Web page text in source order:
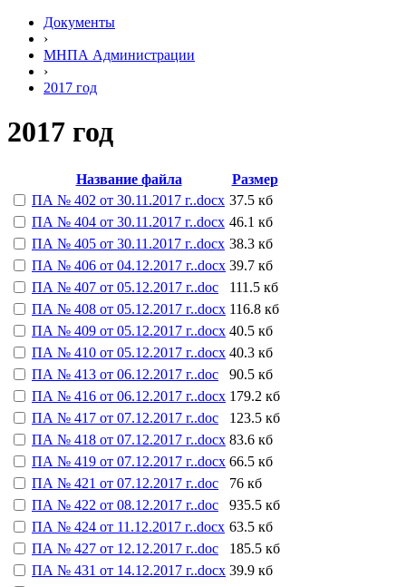
Документы
›
МНПА Администрации
›
2017 год
2017 год
Название файла
Размер
ПА № 402 от 30.11.2017 г..docx 37.5 кб
ПА № 404 от 30.11.2017 г..docx 46.1 кб
ПА № 405 от 30.11.2017 г..docx 38.3 кб
ПА № 406 от 04.12.2017 г..docx 39.7 кб
ПА № 407 от 05.12.2017 г..doc
111.5 кб
ПА № 408 от 05.12.2017 г..docx 116.8 кб
ПА № 409 от 05.12.2017 г..docx 40.5 кб
ПА № 410 от 05.12.2017 г..docx 40.3 кб
ПА № 413 от 06.12.2017 г..doc
90.5 кб
ПА № 416 от 06.12.2017 г..docx 179.2 кб
ПА № 417 от 07.12.2017 г..doc
123.5 кб
ПА № 418 от 07.12.2017 г..docx 83.6 кб
ПА № 419 от 07.12.2017 г..docx 66.5 кб
ПА № 421 от 07.12.2017 г..doc
76 кб
ПА № 422 от 08.12.2017 г..doc
935.5 кб
ПА № 424 от 11.12.2017 г..docx 63.5 кб
ПА № 427 от 12.12.2017 г..doc
185.5 кб
ПА № 431 от 14.12.2017 г..docx 39.9 кб